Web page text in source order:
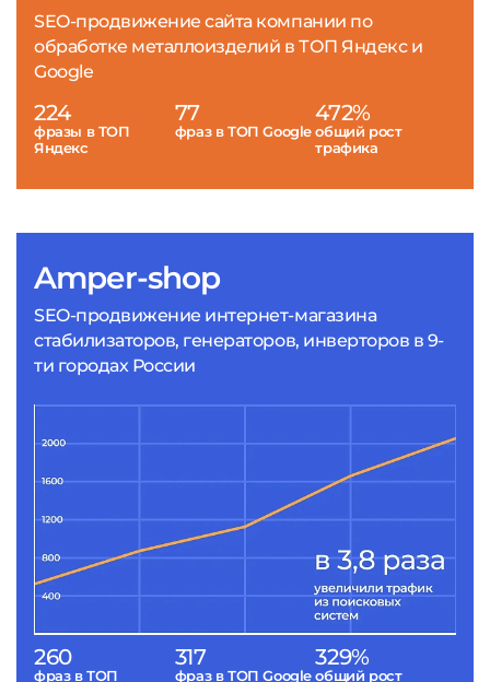
Amper-shop
SEO-продвижение интернет-магазина
стабилизаторов, генераторов, инверторов в 9-
ти городах России
260
фраз в ТОП
317
фраз в ТОП Google
329%
общий рост
SEO-продвижение сайта компании по
обработке металлоизделий в ТОП Яндекс и
Google
224
фразы в ТОП
Яндекс
77
фраз в ТОП Google
472%
общий рост
трафика